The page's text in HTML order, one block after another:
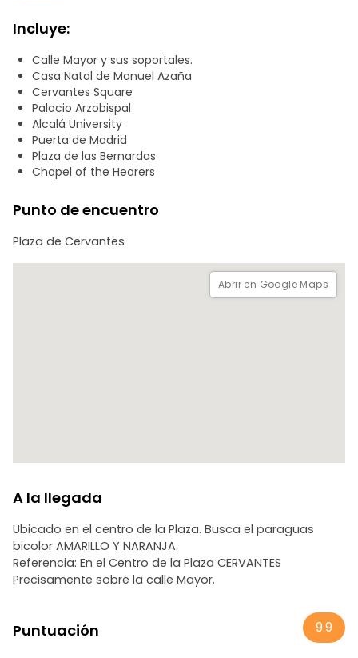
Con la mirada de un guía local
Escenas actuadas y dramatizadas
Juegos y actividades interactivas
Material visual: fotos y mapas gigantes
- Lo que visitaremos
Plaza de Cervantes y la “ciudad de las cigüeñas”
Universidad de Alcalá
Calle Mayor
Casa natal de Cervantes y el oficio de su padre
Casa de Manuel Azaña
Palacio Arzobispal
Catedral-Magistral. Cisneros y los Santos Niños
Puerta de Madrid
Ven a descubrir la tierra de Cervantes con una experiencia
Incluye:
Calle Mayor y sus soportales.
Casa Natal de Manuel Azaña
Cervantes Square
Palacio Arzobispal
Alcalá University
Puerta de Madrid
Plaza de las Bernardas
Chapel of the Hearers
Punto de encuentro
Plaza de Cervantes
Abrir en Google Maps
A la llegada
Ubicado en el centro de la Plaza. Busca el paraguas
bicolor AMARILLO Y NARANJA.
Referencia: En el Centro de la Plaza CERVANTES
Precisamente sobre la calle Mayor.
Puntuación 9.9